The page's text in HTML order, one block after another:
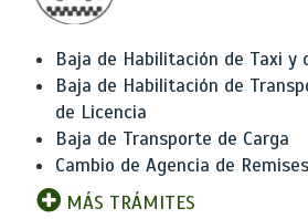
Baja de Habilitación de Taxi y
Baja de Habilitación de
de Licencia
Baja de Transporte de Carga
Cambio de Agencia de Remises
MÁS TRÁMITES